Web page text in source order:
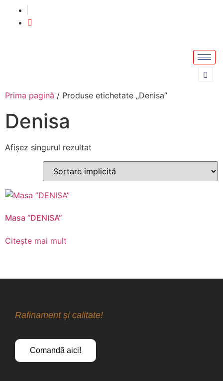
Prima pagină / Produse etichetate „Denisa”
Denisa
Afișez singurul rezultat
Masa ”DENISA”
Citește mai mult
Rafinament și calitate!
Comandă aici!